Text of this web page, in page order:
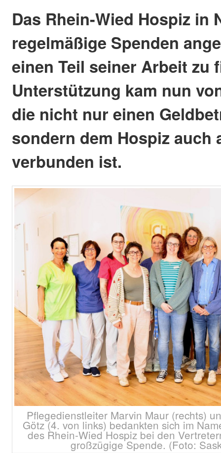
Das Rhein-Wied Hospiz in
regelmäßige Spenden
einen Teil seiner Arbeit zu
Unterstützung kam nun
die nicht nur einen
sondern dem Hospiz auch
verbunden ist.
Pflegedienstleiter Marvin Maur (rechts)
Götz (4. von links) bedankten sich im
des Rhein-Wied Hospiz bei den
großzügige Spende. (Foto: